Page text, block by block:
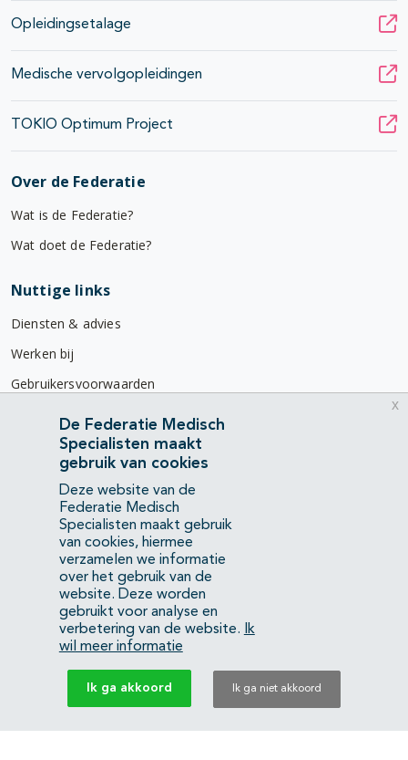
Opleidingsetalage
Medische vervolgopleidingen
TOKIO Optimum Project
Over de Federatie
Wat is de Federatie?
Wat doet de Federatie?
Nuttige links
Diensten & advies
Werken bij
Gebruikersvoorwaarden
Privacyverklaring
Contact
Mercatorlaan 1200
3528 BL Utrecht
(088) 505 34 34
info@richtlijnendatabase.nl
YouTubeLinkedIn
KvK Federatie Medisch Specialisten:40483480
Privacyverklaring
De Federatie Medisch
Specialisten maakt
gebruik van cookies
Deze website van de
Federatie Medisch
Specialisten maakt gebruik
van cookies, hiermee
verzamelen we informatie
over het gebruik van de
website. Deze worden
gebruikt voor analyse en
verbetering van de website.
Ik
wil meer informatie
Ik ga akkoord Ik ga niet akkoord
x